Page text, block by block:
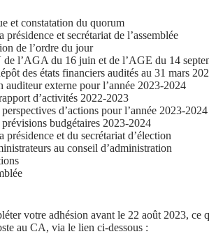
et constatation du quorum
et secrétariat de l’assemblée
de l’ordre du jour
l’AGA du 16 juin et de l’AGE du 14
des états financiers audités au 31 mars
auditeur externe pour l’année 2023-2024
d’activités 2022-2023
d’actions pour l’année 2023-2024
prévisions budgétaires 2023-2024
présidence et du secrétariat d’élection
au conseil d’administration
votre adhésion avant le 22 août 2023, ce
au CA, via le lien ci-dessous :